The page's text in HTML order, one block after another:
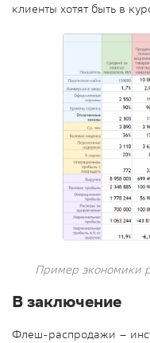
клиенты хотят быть в
Пример экономики
В заключение
Флеш-распродажи –